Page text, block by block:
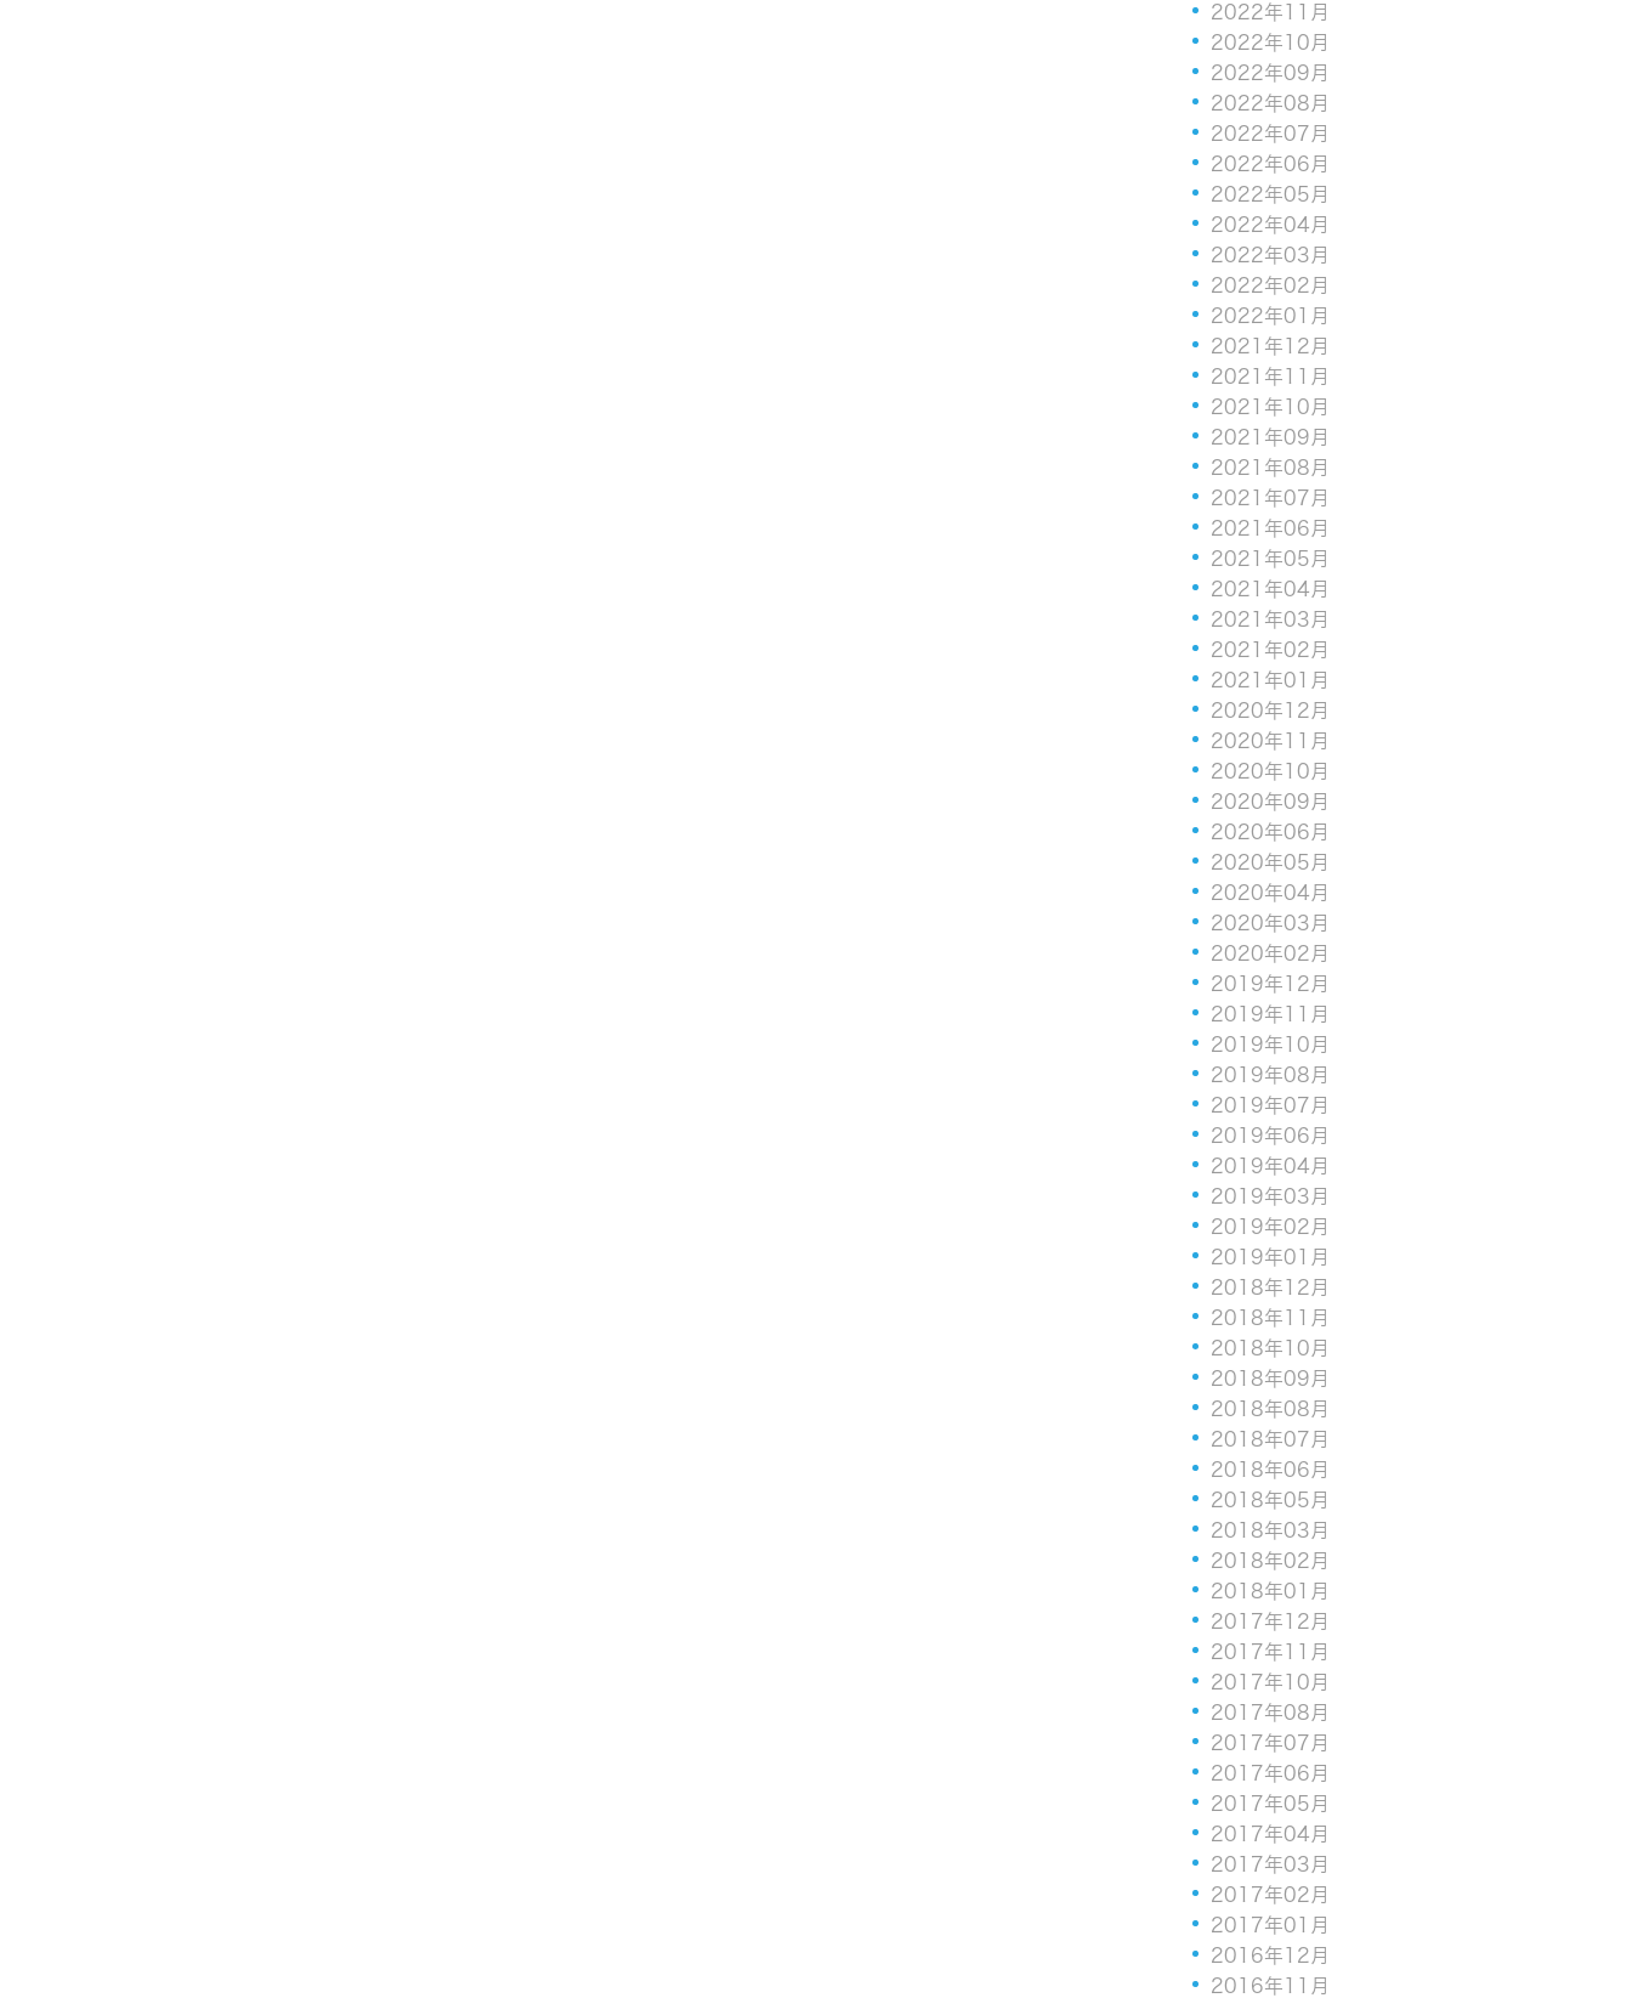
2022年11月
2022年10月
2022年09月
2022年08月
2022年07月
2022年06月
2022年05月
2022年04月
2022年03月
2022年02月
2022年01月
2021年12月
2021年11月
2021年10月
2021年09月
2021年08月
2021年07月
2021年06月
2021年05月
2021年04月
2021年03月
2021年02月
2021年01月
2020年12月
2020年11月
2020年10月
2020年09月
2020年06月
2020年05月
2020年04月
2020年03月
2020年02月
2019年12月
2019年11月
2019年10月
2019年08月
2019年07月
2019年06月
2019年04月
2019年03月
2019年02月
2019年01月
2018年12月
2018年11月
2018年10月
2018年09月
2018年08月
2018年07月
2018年06月
2018年05月
2018年03月
2018年02月
2018年01月
2017年12月
2017年11月
2017年10月
2017年08月
2017年07月
2017年06月
2017年05月
2017年04月
2017年03月
2017年02月
2017年01月
2016年12月
2016年11月